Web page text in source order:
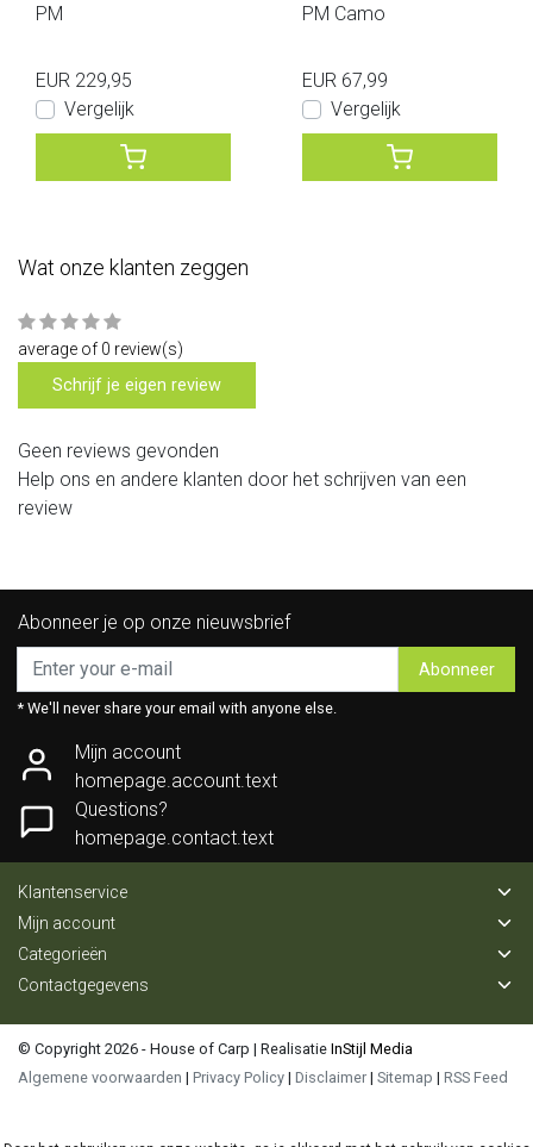
PM
EUR 229,95
Vergelijk
PM Camo
EUR 67,99
Vergelijk
Wat onze klanten zeggen
average of 0 review(s)
Schrijf je eigen review
Geen reviews gevonden
Help ons en andere klanten door het schrijven van een
review
Abonneer je op onze nieuwsbrief
Abonneer
* We'll never share your email with anyone else.
Mijn account
homepage.account.text
Questions?
homepage.contact.text
Klantenservice
Mijn account
Categorieën
Contactgegevens
© Copyright 2026 - House of Carp | Realisatie InStijl Media
Algemene voorwaarden | Privacy Policy | Disclaimer | Sitemap | RSS Feed